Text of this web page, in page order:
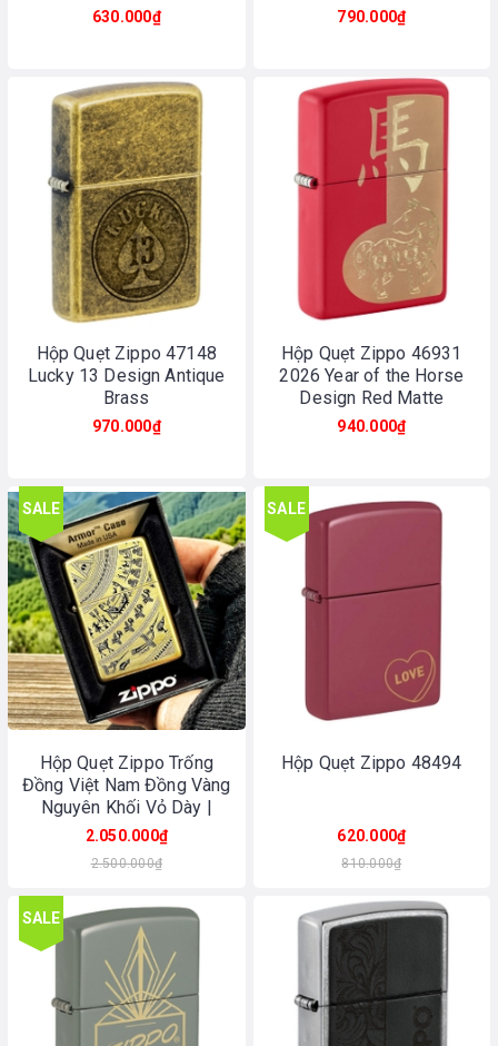
630.000₫ 790.000₫
Hộp Quẹt Zippo 47148
Lucky 13 Design Antique
Brass
970.000₫
Hộp Quẹt Zippo 46931
2026 Year of the Horse
Design Red Matte
940.000₫
SALE
Hộp Quẹt Zippo Trống
Đồng Việt Nam Đồng Vàng
Nguyên Khối Vỏ Dày |
Made In USA
2.050.000₫
2.500.000₫
SALE
Hộp Quẹt Zippo 48494
620.000₫
810.000₫
SALE